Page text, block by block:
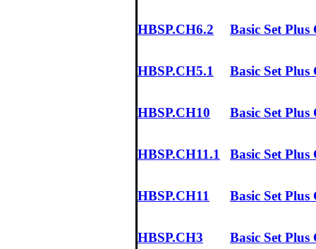
HBSP.CH6.2 Basic Set
HBSP.CH5.1 Basic Set
HBSP.CH10 Basic Set
HBSP.CH11.1 Basic Set
HBSP.CH11 Basic Set
HBSP.CH3 Basic Set